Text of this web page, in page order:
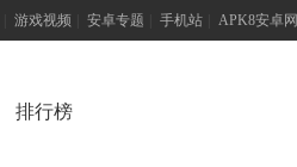
游戏视频 安卓专题 手机站 APK8安卓网
排行榜